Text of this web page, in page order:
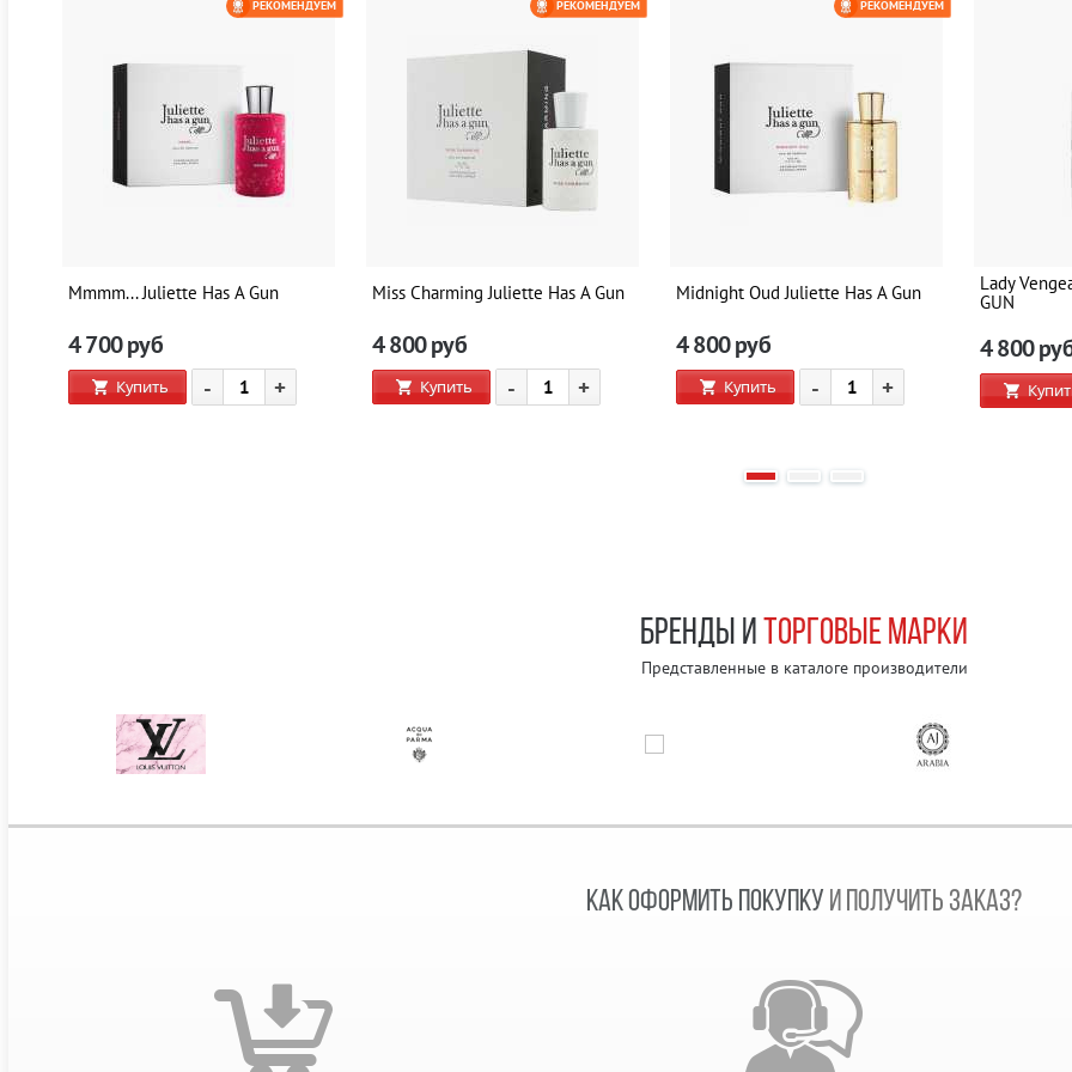
Mmmm... Juliette Has A Gun
4 700руб
Купить - +
РЕКОМЕНДУЕМ
Miss Charming Juliette Has A Gun
4 800руб
Купить - +
РЕКОМЕНДУЕМ
Midnight Oud Juliette Has A Gun
4 800руб
Купить - +
РЕКОМЕНДУЕМ
Lady
GUN
4 800
БРЕНДЫ И ТОРГОВЫЕ МАРКИ
Представленные в каталоге производители
КАК ОФОРМИТЬ ПОКУПКУ И ПОЛУЧИТЬ ЗАКАЗ?